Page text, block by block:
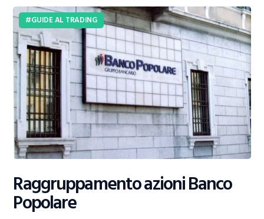
GUIDE AL TRADING
Raggruppamento azioni Banco
Popolare